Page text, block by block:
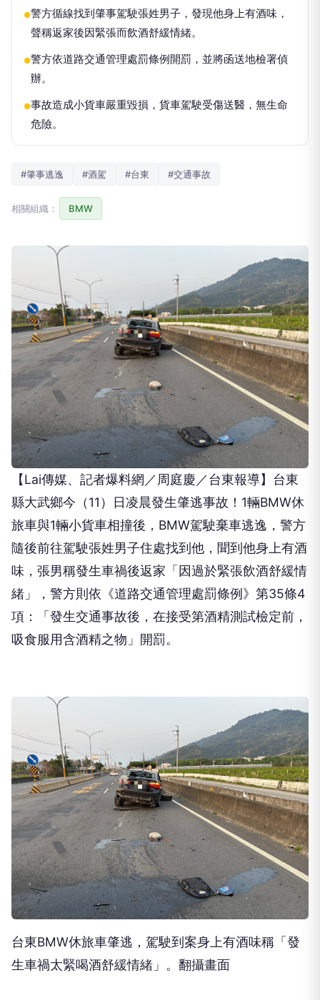
●警方循線找到肇事駕駛張姓男子，發現他身上有酒味，
聲稱返家後因緊張而飲酒舒緩情緒。
●警方依道路交通管理處罰條例開罰，並將函送地檢署偵
辦。
●事故造成小貨車嚴重毀損，貨車駕駛受傷送醫，無生命
危險。
#肇事逃逸 #酒駕 #台東 #交通事故
相關組織： BMW
【Lai傳媒、記者爆料網／周庭慶／台東報導】台東
縣大武鄉今（11）日凌晨發生肇逃事故！1輛BMW休
旅車與1輛小貨車相撞後，BMW駕駛棄車逃逸，警方
隨後前往駕駛張姓男子住處找到他，聞到他身上有酒
味，張男稱發生車禍後返家「因過於緊張飲酒舒緩情
緒」，警方則依《道路交通管理處罰條例》第35條4
項：「發生交通事故後，在接受第酒精測試檢定前，
吸食服用含酒精之物」開罰。
台東BMW休旅車肇逃，駕駛到案身上有酒味稱「發
生車禍太緊喝酒舒緩情緒」。翻攝畫面